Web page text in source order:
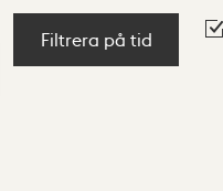
Filtrera på tid